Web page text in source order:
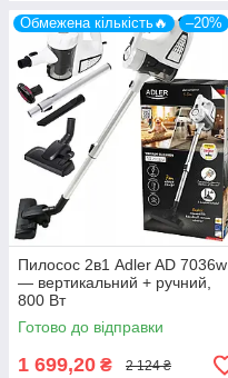
Обмежена кількість🔥 –20%
Пилосос 2в1 Adler AD 7036w
— вертикальний + ручний,
800 Вт
Готово до відправки
1 699,20 ₴ 2 124 ₴